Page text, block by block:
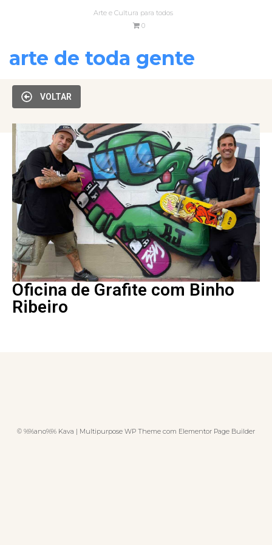
Arte e Cultura para todos
0
arte de toda gente
VOLTAR
Oficina de Grafite com Binho
Ribeiro
© %%ano%% Kava | Multipurpose WP Theme com Elementor Page Builder